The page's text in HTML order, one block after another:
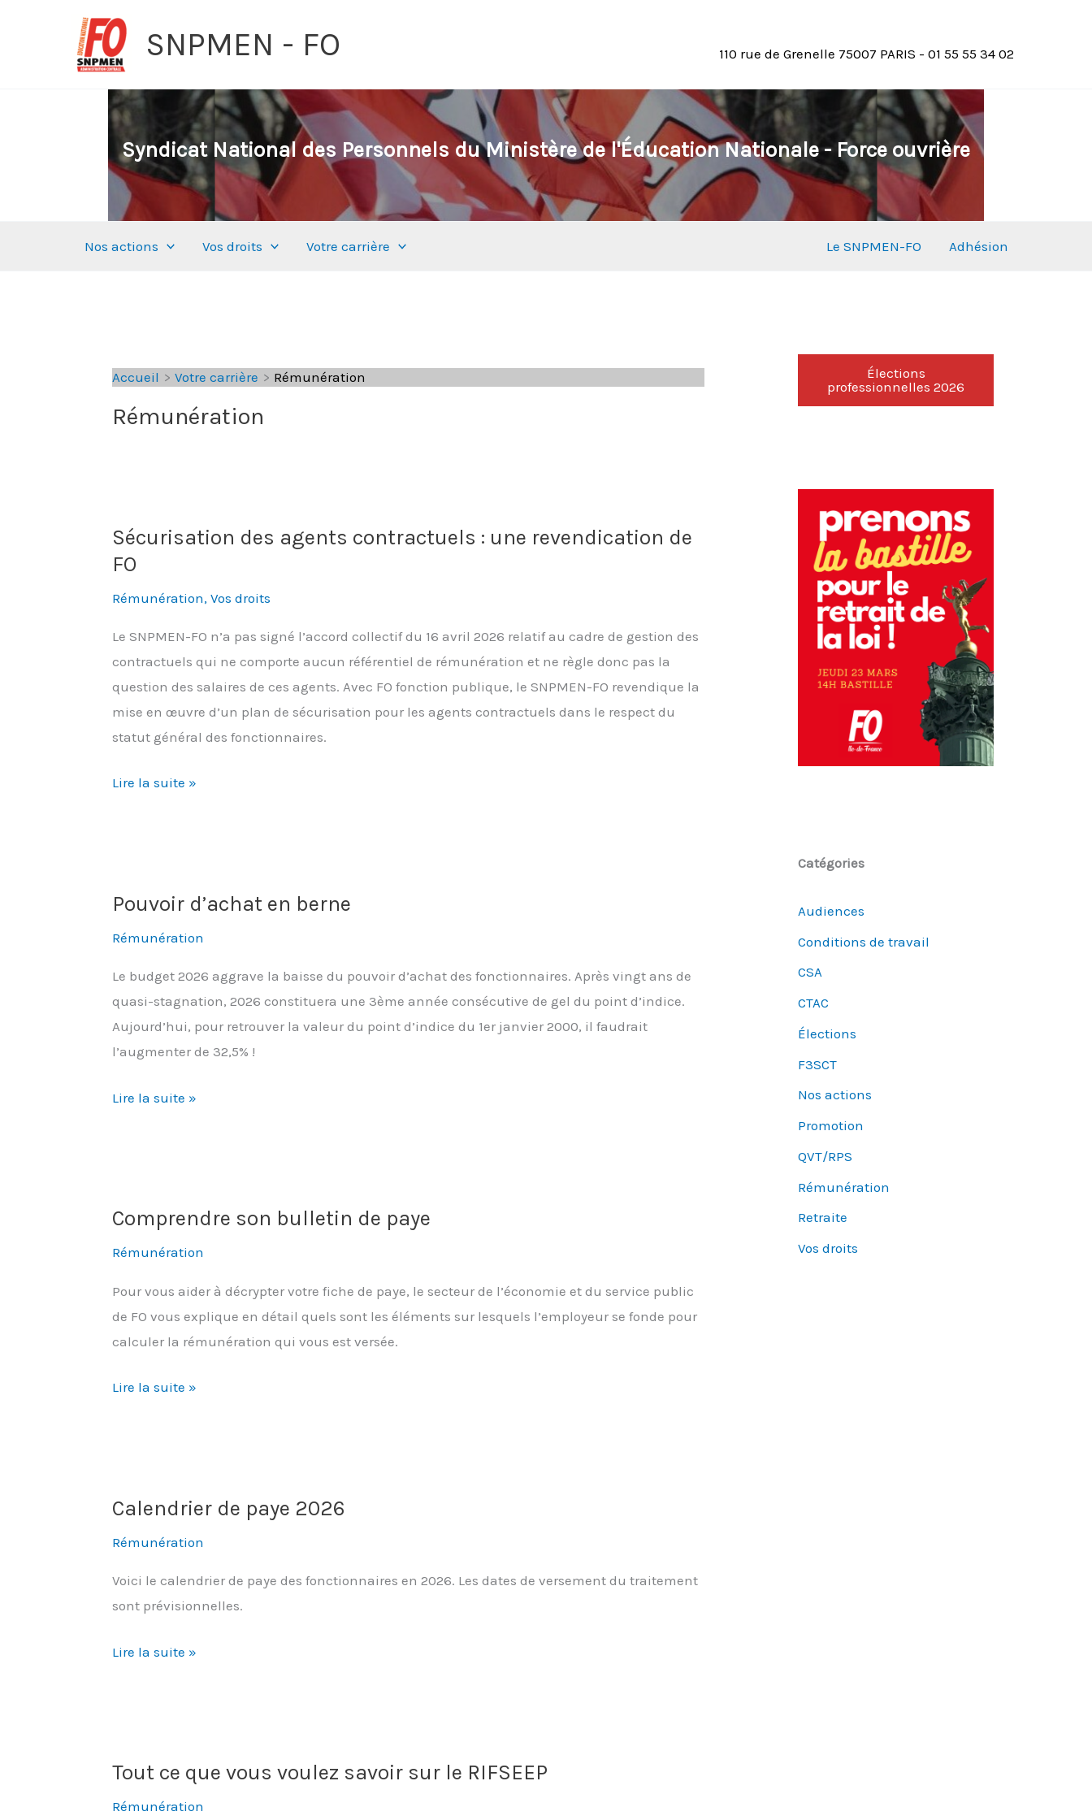
SNPMEN - FO 110 rue de Grenelle 75007 PARIS - 01 55 55 34 02
Syndicat National des Personnels du Ministère de l'Éducation Nationale - Force ouvrière
Nos actions Vos droits Votre carrière Le SNPMEN-FO Adhésion
Accueil Votre carrière Rémunération
Rémunération
Sécurisation des agents contractuels : une revendication de
FO
Rémunération, Vos droits
Le SNPMEN-FO n’a pas signé l’accord collectif du 16 avril 2026 relatif au cadre de gestion des
contractuels qui ne comporte aucun référentiel de rémunération et ne règle donc pas la
question des salaires de ces agents. Avec FO fonction publique, le SNPMEN-FO revendique la
mise en œuvre d’un plan de sécurisation pour les agents contractuels dans le respect du
statut général des fonctionnaires.
Sécurisation
une
revendication
FO
Lire la suite »
Pouvoir d’achat en berne
Rémunération
Le budget 2026 aggrave la baisse du pouvoir d’achat des fonctionnaires. Après vingt ans de
quasi-stagnation, 2026 constituera une 3ème année consécutive de gel du point d’indice.
Aujourd’hui, pour retrouver la valeur du point d’indice du 1er janvier 2000, il faudrait
l’augmenter de 32,5% !
Pouvoir
Lire la suite »
Comprendre son bulletin de paye
Rémunération
Pour vous aider à décrypter votre fiche de paye, le secteur de l’économie et du service public
de FO vous explique en détail quels sont les éléments sur lesquels l’employeur se fonde pour
calculer la rémunération qui vous est versée.
Comprendre
Lire la suite »
Calendrier de paye 2026
Rémunération
Voici le calendrier de paye des fonctionnaires en 2026. Les dates de versement du traitement
sont prévisionnelles.
Calendrier
Lire la suite »
Tout ce que vous voulez savoir sur le RIFSEEP
Rémunération
Élections
professionnelles 2026
Catégories
Audiences
Conditions de travail
CSA
CTAC
Élections
F3SCT
Nos actions
Promotion
QVT/RPS
Rémunération
Retraite
Vos droits